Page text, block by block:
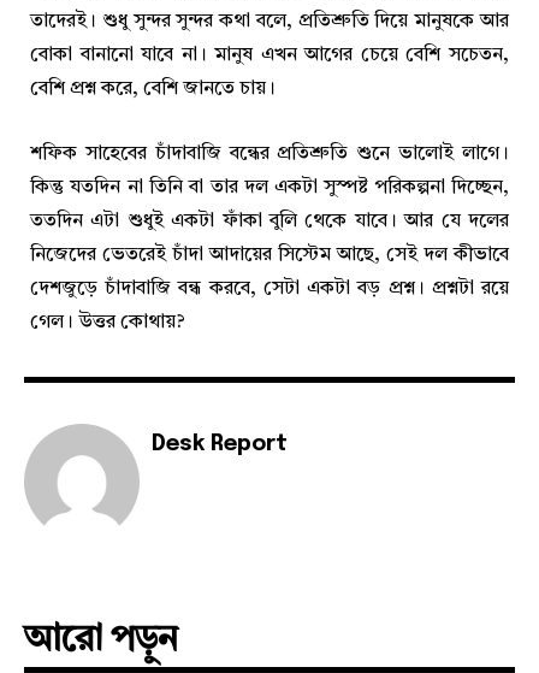
তাদেরই। শুধু সুন্দর সুন্দর কথা বলে, প্রতিশ্রুতি দিয়ে মানুষকে আর
বোকা বানানো যাবে না। মানুষ এখন আগের চেয়ে বেশি সচেতন,
বেশি প্রশ্ন করে, বেশি জানতে চায়।
শফিক সাহেবের চাঁদাবাজি বন্ধের প্রতিশ্রুতি শুনে ভালোই লাগে।
কিন্তু যতদিন না তিনি বা তার দল একটা সুস্পষ্ট পরিকল্পনা দিচ্ছেন,
ততদিন এটা শুধুই একটা ফাঁকা বুলি থেকে যাবে। আর যে দলের
নিজেদের ভেতরেই চাঁদা আদায়ের সিস্টেম আছে, সেই দল কীভাবে
দেশজুড়ে চাঁদাবাজি বন্ধ করবে, সেটা একটা বড় প্রশ্ন। প্রশ্নটা রয়ে
গেল। উত্তর কোথায়?
Desk Report
আরো পড়ুন